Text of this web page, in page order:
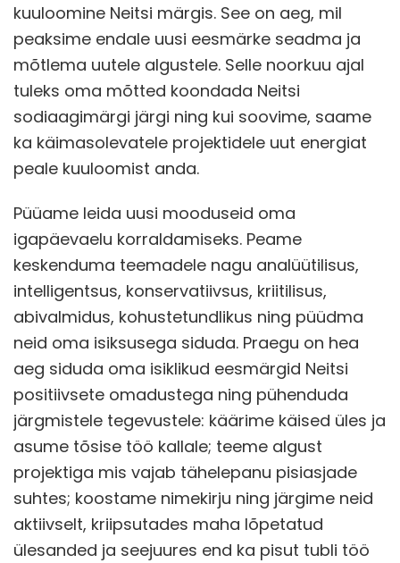
kuuloomine Neitsi märgis. See on aeg, mil
peaksime endale uusi eesmärke seadma ja
mõtlema uutele algustele. Selle noorkuu ajal
tuleks oma mõtted koondada Neitsi
sodiaagimärgi järgi ning kui soovime, saame
ka käimasolevatele projektidele uut energiat
peale kuuloomist anda.
Püüame leida uusi mooduseid oma
igapäevaelu korraldamiseks. Peame
keskenduma teemadele nagu analüütilisus,
intelligentsus, konservatiivsus, kriitilisus,
abivalmidus, kohustetundlikus ning püüdma
neid oma isiksusega siduda. Praegu on hea
aeg siduda oma isiklikud eesmärgid Neitsi
positiivsete omadustega ning pühenduda
järgmistele tegevustele: käärime käised üles ja
asume tõsise töö kallale; teeme algust
projektiga mis vajab tähelepanu pisiasjade
suhtes; koostame nimekirju ning järgime neid
aktiivselt, kriipsutades maha lõpetatud
ülesanded ja seejuures end ka pisut tubli töö